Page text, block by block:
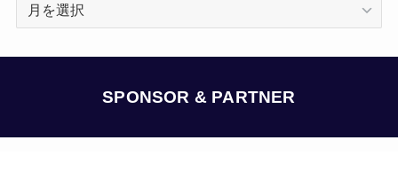
SPONSOR & PARTNER